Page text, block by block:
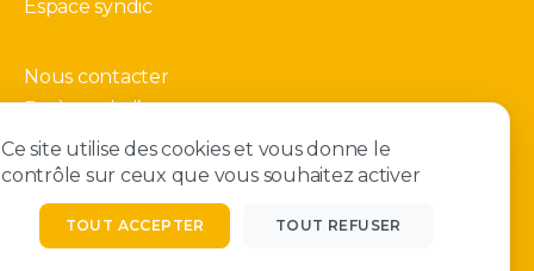
Espace syndic
Nous contacter
Barème de l’agence
Gérer mes cookies
Ce site utilise des cookies et vous donne le
contrôle sur ceux que vous souhaitez activer
TOUT ACCEPTER TOUT REFUSER